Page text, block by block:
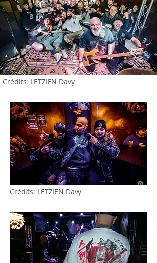
Crédits: LETZIEN Davy
Crédits: LETZIEN Davy